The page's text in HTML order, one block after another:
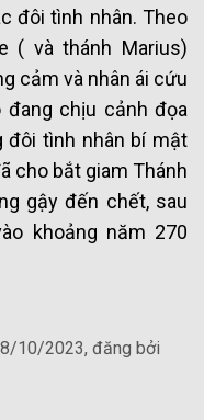
đôi tình nhân. Theo
( và thánh Marius)
cảm và nhân ái cứu
chịu cảnh đọa
đôi tình nhân bí mật
cho bắt giam Thánh
gậy đến chết, sau
khoảng năm 270
10/2023, đăng bởi